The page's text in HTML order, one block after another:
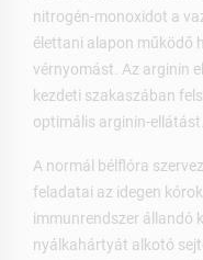
nitrogén-monoxidot a
élettani alapon működő
vérnyomást. Az arginin
kezdeti szakaszában
optimális arginin-ellátást.
A normál bélflóra
feladatai az idegen
immunrendszer állandó
nyálkahártyát alkotó